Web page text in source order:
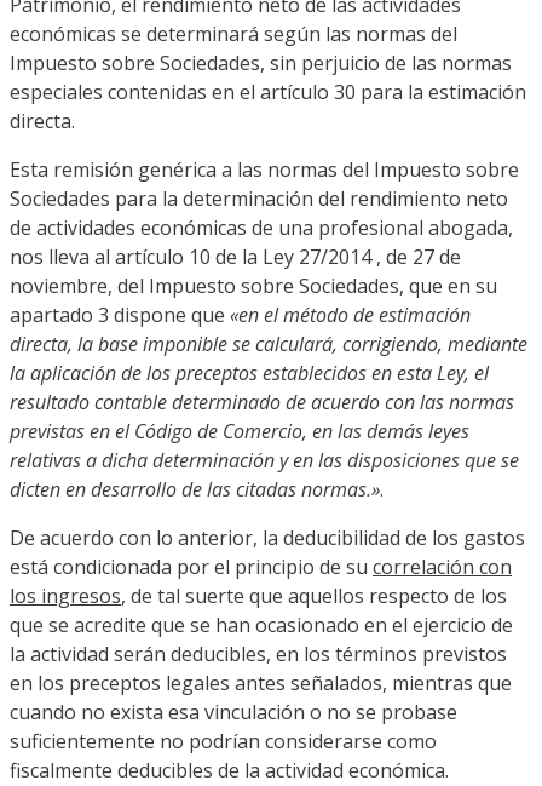
económicas se determinará según las normas del
Impuesto sobre Sociedades, sin perjuicio de las normas
especiales contenidas en el artículo 30 para la estimación
directa.
Esta remisión genérica a las normas del Impuesto sobre
Sociedades para la determinación del rendimiento neto
de actividades económicas de una profesional abogada,
nos lleva al artículo 10 de la Ley 27/2014 , de 27 de
noviembre, del Impuesto sobre Sociedades, que en su
apartado 3 dispone que «en el método de estimación
directa, la base imponible se calculará, corrigiendo, mediante
la aplicación de los preceptos establecidos en esta Ley, el
resultado contable determinado de acuerdo con las normas
previstas en el Código de Comercio, en las demás leyes
relativas a dicha determinación y en las disposiciones que se
dicten en desarrollo de las citadas normas.».
De acuerdo con lo anterior, la deducibilidad de los gastos
está condicionada por el principio de su correlación con
los ingresos, de tal suerte que aquellos respecto de los
que se acredite que se han ocasionado en el ejercicio de
la actividad serán deducibles, en los términos previstos
en los preceptos legales antes señalados, mientras que
cuando no exista esa vinculación o no se probase
suficientemente no podrían considerarse como
fiscalmente deducibles de la actividad económica.